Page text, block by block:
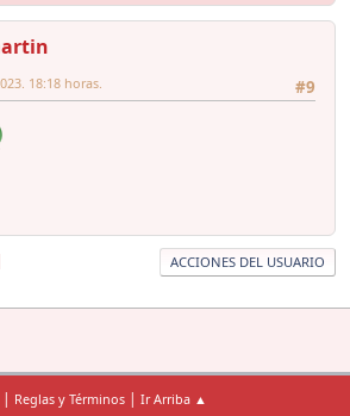
#9
18:18 horas.
ACCIONES DEL USUARIO
| Reglas y Términos | Ir Arriba ▲